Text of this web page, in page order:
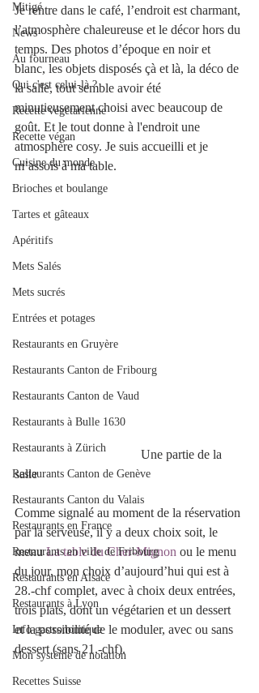
Mitigé
News
Au fourneau
Qui c'est celui-là ?
Recette végétarienne
Recette végan
Cuisine du monde
Brioches et boulange
Tartes et gâteaux
Apéritifs
Mets Salés
Mets sucrés
Entrées et potages
Restaurants en Gruyère
Restaurants Canton de Fribourg
Restaurants Canton de Vaud
Restaurants à Bulle 1630
Restaurants à Zürich
Restaurants Canton de Genève
Restaurants Canton du Valais
Restaurants en France
Restaurants en ville de Fribourg
Restaurants en Alsace
Restaurants à Lyon
Info gastronomique
Mon système de notation
Recettes Suisse
Je rentre dans le café, l’endroit est charmant,
l’atmosphère chaleureuse et le décor hors du
temps. Des photos d’époque en noir et
blanc, les objets disposés çà et là, la déco de
la salle, tout semble avoir été
minutieusement choisi avec beaucoup de
goût. Et le tout donne à l'endroit une
atmosphère cosy. Je suis accueilli et je
m’assois à ma table.
                                       Une partie de la
salle
Comme signalé au moment de la réservation
par la serveuse, il y a deux choix soit, le
menu La table du Cher-Mignon ou le menu
du jour, mon choix d’aujourd’hui qui est à
28.-chf complet, avec à choix deux entrées,
trois plats, dont un végétarien et un dessert
et la possibilité de le moduler, avec ou sans
dessert (sans 21.-chf).